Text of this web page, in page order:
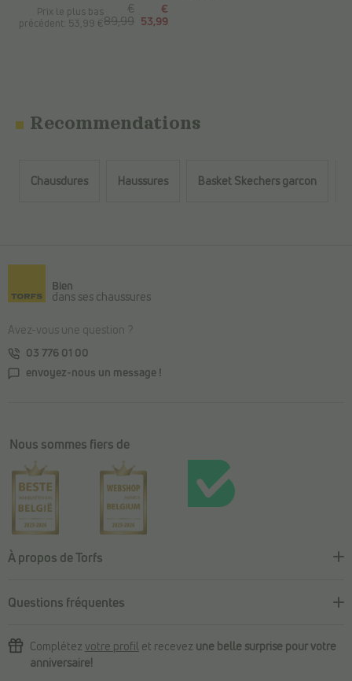
Prix le plus bas
précédent: 53,99 €
€
89,99
€
53,99
Recommendations
Chausdures Haussures Basket Skechers garcon
Bien
dans ses chaussures
Avez-vous une question ?
03 776 01 00
envoyez-nous un message !
Nous sommes fiers de
À propos de Torfs
Questions fréquentes
Complétez votre profil et recevez une belle surprise pour votre
anniversaire!